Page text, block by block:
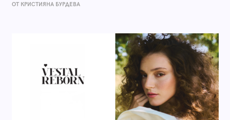
ОТ КРИСТИЯНА БУРДЕВА